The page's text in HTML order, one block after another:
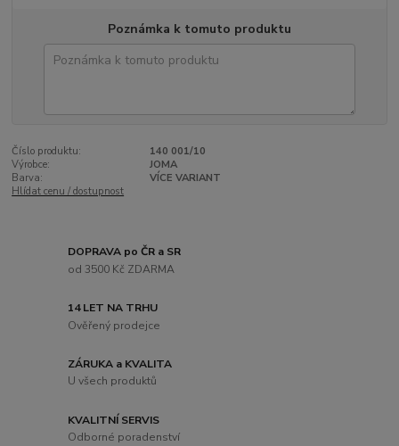
Poznámka k tomuto produktu
Číslo produktu:
140 001/10
Výrobce:
JOMA
Barva:
VÍCE VARIANT
Hlídat cenu / dostupnost
DOPRAVA po ČR a SR
od 3500 Kč ZDARMA
14 LET NA TRHU
Ověřený prodejce
ZÁRUKA a KVALITA
U všech produktů
KVALITNÍ SERVIS
Odborné poradenství